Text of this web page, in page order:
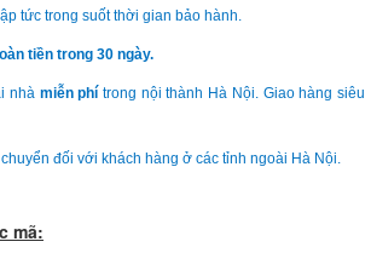
tức trong suốt thời gian bảo hành.
tiền trong 30 ngày.
nhà miễn phí trong nội thành Hà Nội. Giao hàng siêu
đối với khách hàng ở các tỉnh ngoài Hà Nội.
mã: